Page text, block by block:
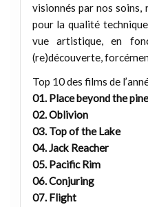
visionnés par nos
pour la qualité
vue artistique, en
(re)découverte,
Top 10 des films de
01. Place beyond the
02. Oblivion
03. Top of the Lake
04. Jack Reacher
05. Pacific Rim
06. Conjuring
07. Flight